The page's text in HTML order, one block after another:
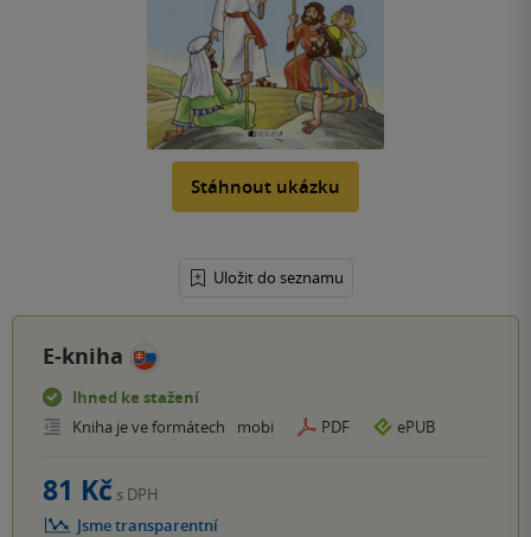
Stáhnout ukázku
Uložit do seznamu
E-kniha
Ihned ke stažení
Kniha je ve formátech
mobi PDF ePUB
81 Kč s DPH
Jsme transparentní